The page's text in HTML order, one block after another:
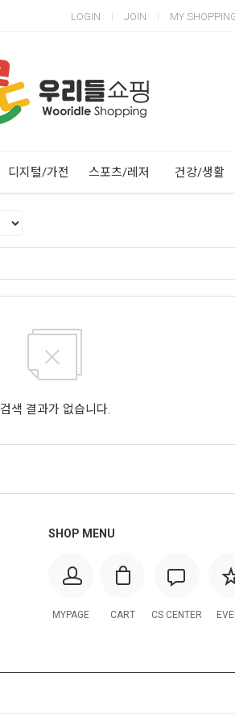
LOGIN JOIN MY
디지털/가전 스포츠/레저 건강/생활
검색 결과가 없습니다.
SHOP MENU
MYPAGE CART CS CENTER